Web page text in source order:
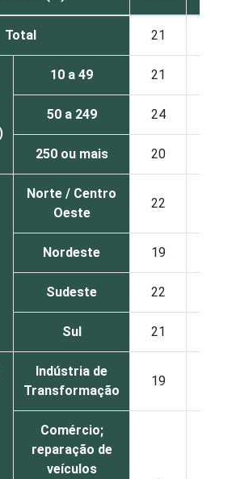
Total 21
10 a 49 21
50 a 249 24
250 ou mais 20
Norte / Centro
Oeste
22
Nordeste 19
Sudeste 22
Sul 21
Indústria de
Transformação
19
Comércio;
reparação de
veículos